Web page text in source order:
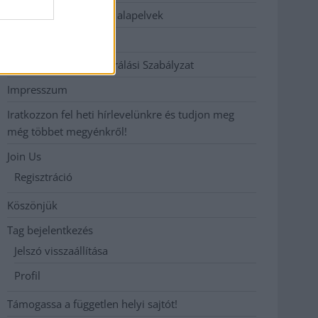
Etikai és függetlenségi alapelvek
Hozzászólási és Moderálási Szabályzat
Impresszum
Iratkozzon fel heti hírlevelünkre és tudjon meg
még többet megyénkről!
Join Us
Regisztráció
Köszönjük
Tag bejelentkezés
Jelszó visszaállítása
Profil
Támogassa a független helyi sajtót!